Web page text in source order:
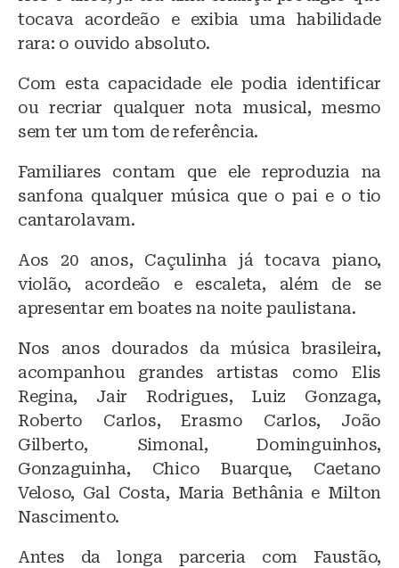
tocava acordeão e exibia uma habilidade
rara: o ouvido absoluto.
Com esta capacidade ele podia identificar
ou recriar qualquer nota musical, mesmo
sem ter um tom de referência.
Familiares contam que ele reproduzia na
sanfona qualquer música que o pai e o tio
cantarolavam.
Aos 20 anos, Caçulinha já tocava piano,
violão, acordeão e escaleta, além de se
apresentar em boates na noite paulistana.
Nos anos dourados da música brasileira,
acompanhou grandes artistas como Elis
Regina, Jair Rodrigues, Luiz Gonzaga,
Roberto Carlos, Erasmo Carlos, João
Gilberto, Simonal, Dominguinhos,
Gonzaguinha, Chico Buarque, Caetano
Veloso, Gal Costa, Maria Bethânia e Milton
Nascimento.
Antes da longa parceria com Faustão,